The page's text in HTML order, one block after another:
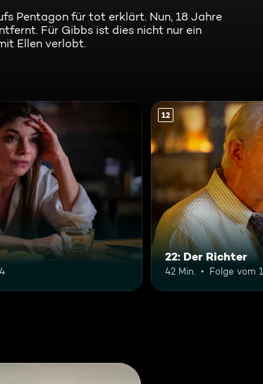
Pentagon für tot erklärt. Nun, 18 Jahre
Für Gibbs ist dies nicht nur ein
Ellen verlobt.
12
22: Der Richter
42 Min. Folge vom